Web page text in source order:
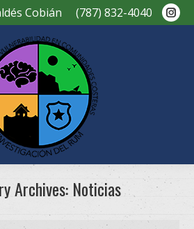
Cobián (787) 832-4040
Archives: Noticias